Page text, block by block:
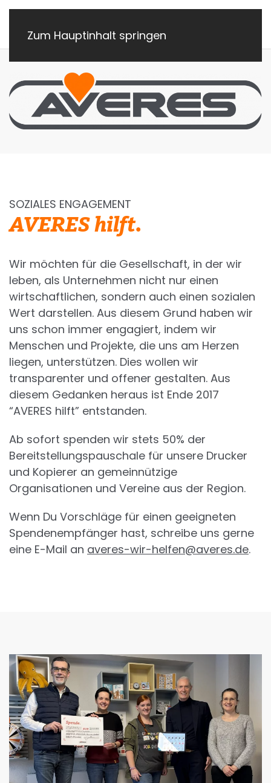
Zum Hauptinhalt springen
SOZIALES ENGAGEMENT
AVERES hilft.
Wir möchten für die Gesellschaft, in der wir
leben, als Unternehmen nicht nur einen
wirtschaftlichen, sondern auch einen sozialen
Wert darstellen. Aus diesem Grund haben wir
uns schon immer engagiert, indem wir
Menschen und Projekte, die uns am Herzen
liegen, unterstützen. Dies wollen wir
transparenter und offener gestalten. Aus
diesem Gedanken heraus ist Ende 2017
“AVERES hilft” entstanden.
Ab sofort spenden wir stets 50% der
Bereitstellungspauschale für unsere Drucker
und Kopierer an gemeinnützige
Organisationen und Vereine aus der Region.
Wenn Du Vorschläge für einen geeigneten
Spendenempfänger hast, schreibe uns gerne
eine E-Mail an averes-wir-helfen@averes.de.